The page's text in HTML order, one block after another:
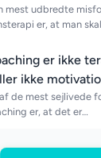
mest udbredte
er, at man
er ikke
ikke
de mest sejlivede
er, at det er…